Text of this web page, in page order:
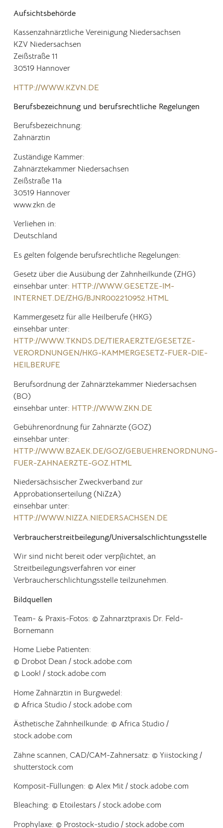
Aufsichtsbehörde
Kassenzahnärztliche Vereinigung Niedersachsen
KZV Niedersachsen
Zeißstraße 11
30519 Hannover
HTTP://WWW.KZVN.DE
Berufsbezeichnung und berufsrechtliche Regelungen
Berufsbezeichnung:
Zahnärztin
Zuständige Kammer:
Zahnärztekammer Niedersachsen
Zeißstraße 11a
30519 Hannover
www.zkn.de
Verliehen in:
Deutschland
Es gelten folgende berufsrechtliche Regelungen:
Gesetz über die Ausübung der Zahnheilkunde (ZHG)
einsehbar unter: HTTP://WWW.GESETZE-IM-
INTERNET.DE/ZHG/BJNR002210952.HTML
Kammergesetz für alle Heilberufe (HKG)
einsehbar unter:
HTTP://WWW.TKNDS.DE/TIERAERZTE/GESETZE-
VERORDNUNGEN/HKG-KAMMERGESETZ-FUER-DIE-
HEILBERUFE
Berufsordnung der Zahnärztekammer Niedersachsen
(BO)
einsehbar unter: HTTP://WWW.ZKN.DE
Gebührenordnung für Zahnärzte (GOZ)
einsehbar unter:
HTTP://WWW.BZAEK.DE/GOZ/GEBUEHRENORDNUNG-
FUER-ZAHNAERZTE-GOZ.HTML
Niedersächsischer Zweckverband zur
Approbationserteilung (NiZzA)
einsehbar unter:
HTTP://WWW.NIZZA.NIEDERSACHSEN.DE
Verbraucher­streit­beilegung/Universal­schlichtungs­stelle
Wir sind nicht bereit oder verpflichtet, an
Streitbeilegungsverfahren vor einer
Verbraucherschlichtungsstelle teilzunehmen.
Bildquellen
Team- & Praxis-Fotos: © Zahnarztpraxis Dr. Feld-
Bornemann
Home Liebe Patienten:
© Drobot Dean / stock.adobe.com
© Look! / stock.adobe.com
Home Zahnärztin in Burgwedel:
© Africa Studio / stock.adobe.com
Ästhetische Zahnheilkunde: © Africa Studio /
stock.adobe.com
Zähne scannen, CAD/CAM-Zahnersatz: © Yiistocking /
shutterstock.com
Komposit-Füllungen: © Alex Mit / stock.adobe.com
Bleaching: © Etoilestars / stock.adobe.com
Prophylaxe: © Prostock-studio / stock.adobe.com